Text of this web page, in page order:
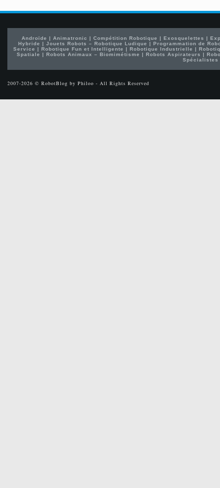
Androïde | Animatronic | Compétition Robotique | Exosquelettes |
Hybride |Jouets Robots – Robotique Ludique |Programmation de
Service | Robotique Fun et Intelligente | Robotique Industrielle |
Spatiale | Robots Animaux – Biomimétisme | Robots Aspirateurs |
Spécialistes
2007-2026 © RobotBlog by Philoo - All Rights Reserved